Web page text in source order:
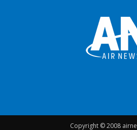
Copyright © 2008